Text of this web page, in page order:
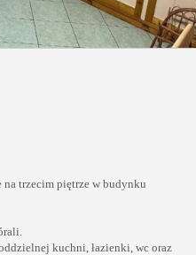
trzecim piętrze w budynku
kuchni, łazienki, wc oraz